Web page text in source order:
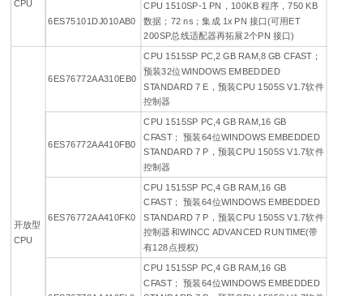
CPU
6ES75101DJ010AB0
CPU 1510SP-1 PN，100KB 程序，750 KB
数据；72 ns；集成 1x PN 接口(可用ET
200SP总线适配器再拓展2个PN 接口)
开放型
CPU
6ES76772AA310EB0
CPU 1515SP PC,2 GB RAM,8 GB CFAST；
预装32位WINDOWS EMBEDDED
STANDARD 7 E，预装CPU 1505S V1.7软件
控制器
6ES76772AA410FB0
CPU 1515SP PC,4 GB RAM,16 GB
CFAST； 预装64位WINDOWS EMBEDDED
STANDARD 7 P，预装CPU 1505S V1.7软件
控制器
6ES76772AA410FK0
CPU 1515SP PC,4 GB RAM,16 GB
CFAST； 预装64位WINDOWS EMBEDDED
STANDARD 7 P，预装CPU 1505S V1.7软件
控制器和WINCC ADVANCED RUNTIME(带
有128点授权)
CPU 1515SP PC,4 GB RAM,16 GB
CFAST； 预装64位WINDOWS EMBEDDED